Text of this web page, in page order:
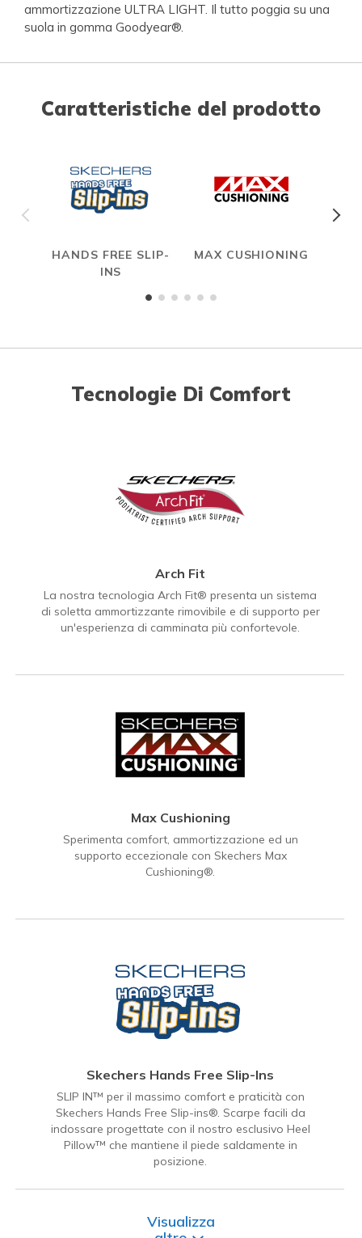
ammortizzazione ULTRA LIGHT. Il tutto poggia su una
suola in gomma Goodyear®.
Caratteristiche del prodotto
HANDS FREE SLIP-
INS
MAX CUSHIONING
Tecnologie Di Comfort
Arch Fit
La nostra tecnologia Arch Fit® presenta un sistema
di soletta ammortizzante rimovibile e di supporto per
un'esperienza di camminata più confortevole.
Max Cushioning
Sperimenta comfort, ammortizzazione ed un
supporto eccezionale con Skechers Max
Cushioning®.
Skechers Hands Free Slip-Ins
SLIP IN™ per il massimo comfort e praticità con
Skechers Hands Free Slip-ins®. Scarpe facili da
indossare progettate con il nostro esclusivo Heel
Pillow™ che mantiene il piede saldamente in
posizione.
Visualizza